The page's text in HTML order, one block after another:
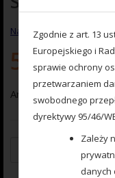
Na razie nie ma opinii o
5.00zł
Art.777 000 218
Dodaj
Zgodnie z art. 13
Europejskiego i
sprawie ochrony
przetwarzaniem
swobodnego
dyrektywy 95/46/
Zależy
danych